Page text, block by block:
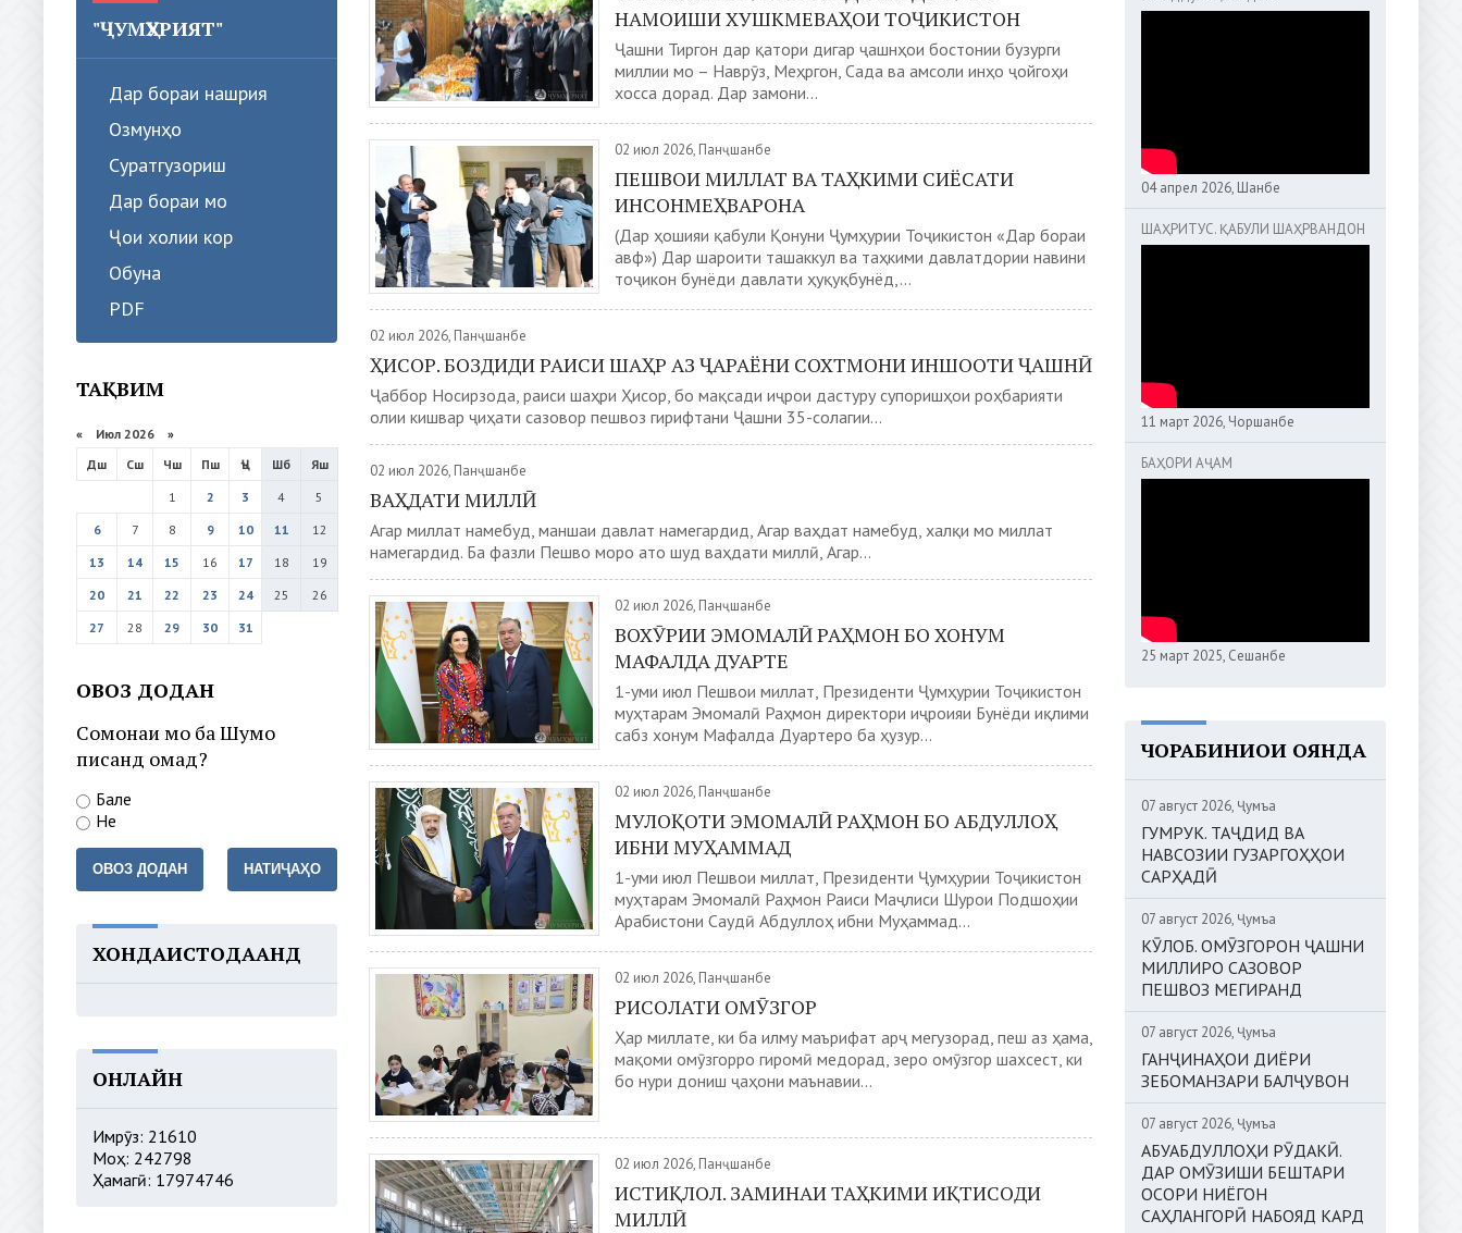
"ҶУМҲУРИЯТ"
Дар бораи нашрия
Озмунҳо
Суратгузориш
Дар бораи мо
Ҷои холии кор
Обуна
PDF
ТАҚВИМ
« Июл 2026 »
Дш
Сш Чш Пш Ҷъ Шб
Яш
1
2 3 4
5
6
7 8 9 10 11
12
13
14 15 16 17 18
19
20
21 22 23 24 25
26
27
28 29 30 31
ОВОЗ ДОДАН
Сомонаи мо ба Шумо
писанд омад?
Бале
Не
ОВОЗ ДОДАН НАТИҶАҲО
ХОНДАИСТОДААНД
ОНЛАЙН
Имрӯз: 21610
Моҳ: 242798
Ҳамагӣ: 17974746
НАМОИШИ ХУШКМЕВАҲОИ ТОҶИКИСТОН
Ҷашни Тиргон дар қатори дигар ҷашнҳои бостонии бузурги
миллии мо – Наврӯз, Меҳргон, Сада ва амсоли инҳо ҷойгоҳи
хосса дорад. Дар замони...
02 июл 2026, Панҷшанбе
ПЕШВОИ МИЛЛАТ ВА ТАҲКИМИ СИЁСАТИ
ИНСОНМЕҲВАРОНА
(Дар ҳошияи қабули Қонуни Ҷумҳурии Тоҷикистон «Дар бораи
авф») Дар шароити ташаккул ва таҳкими давлатдории навини
тоҷикон бунёди давлати ҳуқуқбунёд,...
02 июл 2026, Панҷшанбе
ҲИСОР. БОЗДИДИ РАИСИ ШАҲР АЗ ҶАРАЁНИ СОХТМОНИ ИНШООТИ ҶАШНӢ
Ҷаббор Носирзода, раиси шаҳри Ҳисор, бо мақсади иҷрои дастуру супоришҳои роҳбарияти
олии кишвар ҷиҳати сазовор пешвоз гирифтани Ҷашни 35-солагии...
02 июл 2026, Панҷшанбе
ВАҲДАТИ МИЛЛӢ
Агар миллат намебуд, маншаи давлат намегардид, Агар ваҳдат намебуд, халқи мо миллат
намегардид. Ба фазли Пешво моро ато шуд ваҳдати миллӣ, Агар...
02 июл 2026, Панҷшанбе
ВОХӮРИИ ЭМОМАЛӢ РАҲМОН БО ХОНУМ
МАФАЛДА ДУАРТЕ
1-уми июл Пешвои миллат, Президенти Ҷумҳурии Тоҷикистон
муҳтарам Эмомалӣ Раҳмон директори иҷроияи Бунёди иқлими
сабз хонум Мафалда Дуартеро ба ҳузур...
02 июл 2026, Панҷшанбе
МУЛОҚОТИ ЭМОМАЛӢ РАҲМОН БО АБДУЛЛОҲ
ИБНИ МУҲАММАД
1-уми июл Пешвои миллат, Президенти Ҷумҳурии Тоҷикистон
муҳтарам Эмомалӣ Раҳмон Раиси Маҷлиси Шурои Подшоҳии
Арабистони Саудӣ Абдуллоҳ ибни Муҳаммад...
02 июл 2026, Панҷшанбе
РИСОЛАТИ ОМӮЗГОР
Ҳар миллате, ки ба илму маърифат арҷ мегузорад, пеш аз ҳама,
мақоми омӯзгорро гиромӣ медорад, зеро омӯзгор шахсест, ки
бо нури дониш ҷаҳони маънавии...
02 июл 2026, Панҷшанбе
ИСТИҚЛОЛ. ЗАМИНАИ ТАҲКИМИ ИҚТИСОДИ
МИЛЛӢ
04 апрел 2026, Шанбе
ШАҲРИТУС. ҚАБУЛИ ШАҲРВАНДОН
11 март 2026, Чоршанбе
БАҲОРИ АҶАМ
25 март 2025, Сешанбе
ЧОРАБИНИҲОИ ОЯНДА
07 август 2026, Ҷумъа
ГУМРУК. ТАҶДИД ВА
НАВСОЗИИ ГУЗАРГОҲҲОИ
САРҲАДӢ
07 август 2026, Ҷумъа
КӮЛОБ. ОМӮЗГОРОН ҶАШНИ
МИЛЛИРО САЗОВОР
ПЕШВОЗ МЕГИРАНД
07 август 2026, Ҷумъа
ГАНҶИНАҲОИ ДИЁРИ
ЗЕБОМАНЗАРИ БАЛҶУВОН
07 август 2026, Ҷумъа
АБУАБДУЛЛОҲИ РӮДАКӢ.
ДАР ОМӮЗИШИ БЕШТАРИ
ОСОРИ НИЁГОН
САҲЛАНГОРӢ НАБОЯД КАРД